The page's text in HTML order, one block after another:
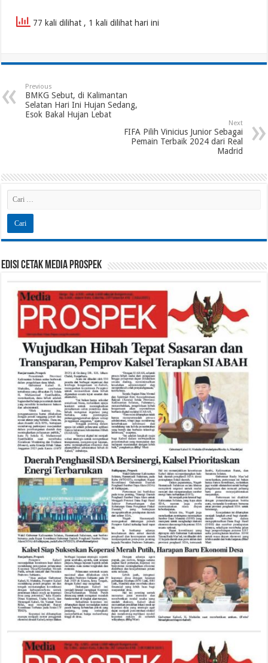
77 kali dilihat , 1 kali dilihat hari ini
Previous
BMKG Sebut, di Kalimantan
Selatan Hari Ini Hujan Sedang,
Esok Bakal Hujan Lebat
Next
FIFA Pilih Vinicius Junior Sebagai
Pemain Terbaik 2024 dari Real
Madrid
Edisi Cetak Media Prospek